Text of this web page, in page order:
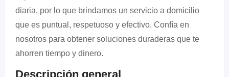
diaria, por lo que brindamos un servicio a domicilio
que es puntual, respetuoso y efectivo. Confía en
nosotros para obtener soluciones duraderas que te
ahorren tiempo y dinero.
Descripción general